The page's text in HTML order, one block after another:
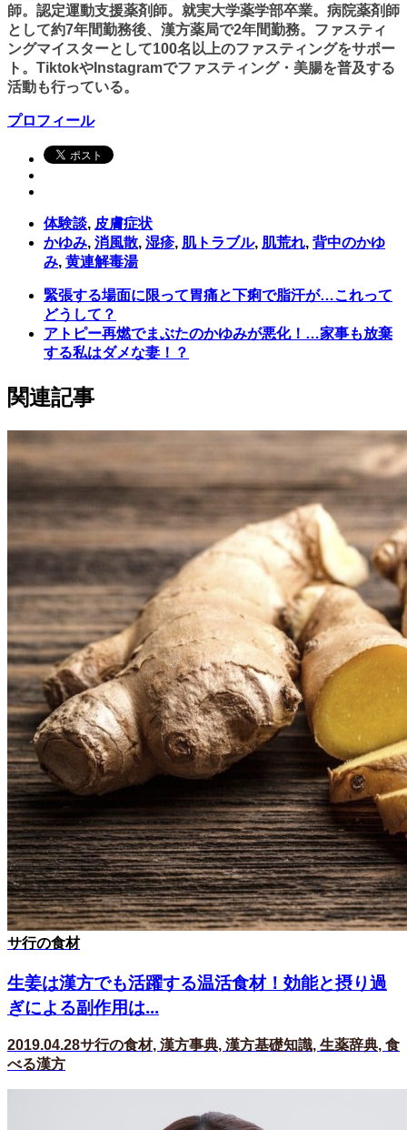
師。認定運動支援薬剤師。就実大学薬学部卒業。病院薬剤師
として約7年間勤務後、漢方薬局で2年間勤務。ファスティ
ングマイスターとして100名以上のファスティングをサポー
ト。TiktokやInstagramでファスティング・美腸を普及する
活動も行っている。
プロフィール
体験談, 皮膚症状
かゆみ, 消風散, 湿疹, 肌トラブル, 肌荒れ, 背中のかゆ
み, 黄連解毒湯
緊張する場面に限って胃痛と下痢で脂汗が…これって
どうして？
アトピー再燃でまぶたのかゆみが悪化！…家事も放棄
する私はダメな妻！？
関連記事
サ行の食材
生姜は漢方でも活躍する温活食材！効能と摂り過
ぎによる副作用は...
2019.04.28サ行の食材, 漢方事典, 漢方基礎知識, 生薬辞典, 食
べる漢方